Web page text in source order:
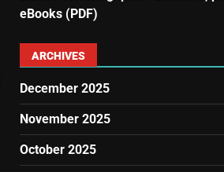
eBooks (PDF)
ARCHIVES
December 2025
November 2025
October 2025